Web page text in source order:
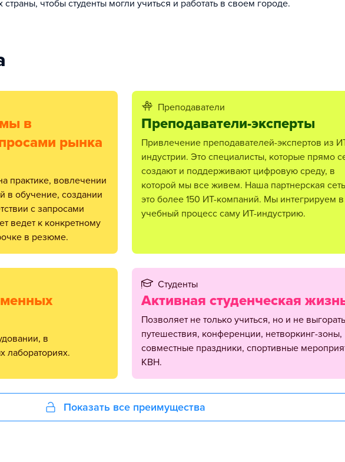
чтобы студенты могли учиться и работать в своем городе.
в
рынка
в обучение, создании
с запросами
ведет к конкретному
в резюме.
Преподаватели
Преподаватели-эксперты
Привлечение преподавателей-экспертов из ИТ-
индустрии. Это специалисты, которые прямо
создают и поддерживают цифровую среду, в
которой мы все живем. Наша партнерская
это более 150 ИТ-компаний. Мы интегрируем в
учебный процесс саму ИТ-индустрию.
лабораториях.
Студенты
Активная студенческая
позволяет не только учиться, но и не выгорать:
путешествия, конференции, нетворкинг-зоны,
совместные праздники, спортивные
КВН.
Показать все преимущества